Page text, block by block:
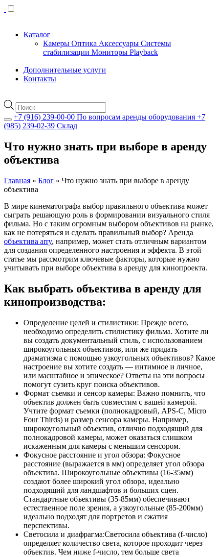
Каталог
Камеры Оптика Аксессуары Системы
стабилизации Мониторы Playback
Дополнительные услуги
Контакты
Поиск
товаров
+7 (916) 239-00-00 По вопросам аренды оборудования +7
(985) 239-02-39 Склад
Что нужно знать при выборе в аренду
объектива
Главная » Блог » Что нужно знать при выборе в аренду
объектива
В мире кинематографа выбор правильного объектива может
сыграть решающую роль в формировании визуального стиля
фильма. Но с таким огромным выбором объективов на рынке,
как не потеряться и сделать правильный выбор? Аренда
объектива arry, например, может стать отличным вариантом
для создания определенного настроения и эффекта. В этой
статье мы рассмотрим ключевые факторы, которые нужно
учитывать при выборе объектива в аренду для кинопроекта.
Как выбрать объектива в аренду для
кинопроизводства:
Определение целей и стилистики: Прежде всего,
необходимо определить стилистику фильма. Хотите ли
вы создать документальный стиль, с использованием
широкоугольных объективов, или же придать
драматизма с помощью узкоугольных объективов? Какое
настроение вы хотите создать — интимное и личное,
или масштабное и эпическое? Ответы на эти вопросы
помогут сузить круг поиска объективов.
Формат съемки и сенсор камеры: Важно помнить, что
объектив должен быть совместим с вашей камерой.
Учтите формат съемки (полнокадровый, APS-C, Micro
Four Thirds) и размер сенсора камеры. Например,
широкоугольный объектив, отлично подходящий для
полнокадровой камеры, может оказаться слишком
искаженным для камеры с меньшим сенсором.
Фокусное расстояние и угол обзора: Фокусное
расстояние (выражается в мм) определяет угол обзора
объектива. Широкоугольные объективы (16-35мм)
создают более широкий угол обзора, идеально
подходящий для ландшафтов и больших сцен.
Стандартные объективы (35-85мм) обеспечивают
естественное поле зрения, а узкоугольные (85-200мм)
идеально подходят для портретов и сжатия
перспективы.
Светосила и диафрагма:Светосила объектива (f-число)
определяет количество света, которое проходит через
объектив. Чем ниже f-число, тем больше света